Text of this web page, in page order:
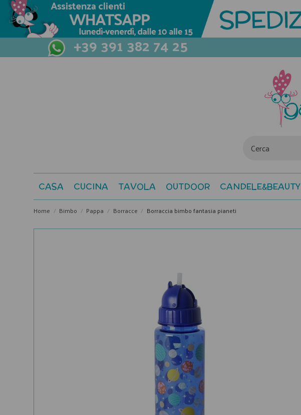
+39 391 382 74 25
CASA CUCINA TAVOLA OUTDOOR CANDELE&BEAUTY
Home Bimbo Pappa Borracce Borraccia bimbo fantasia pianeti